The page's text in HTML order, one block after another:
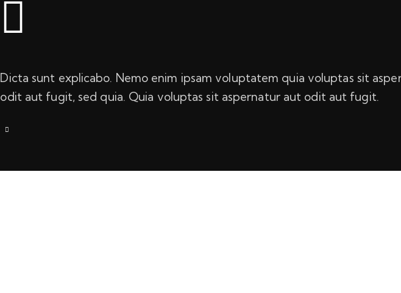
Dicta sunt explicabo. Nemo enim ipsam voluptatem quia voluptas sit
odit aut fugit, sed quia. Quia voluptas sit aspernatur aut odit aut fugit.